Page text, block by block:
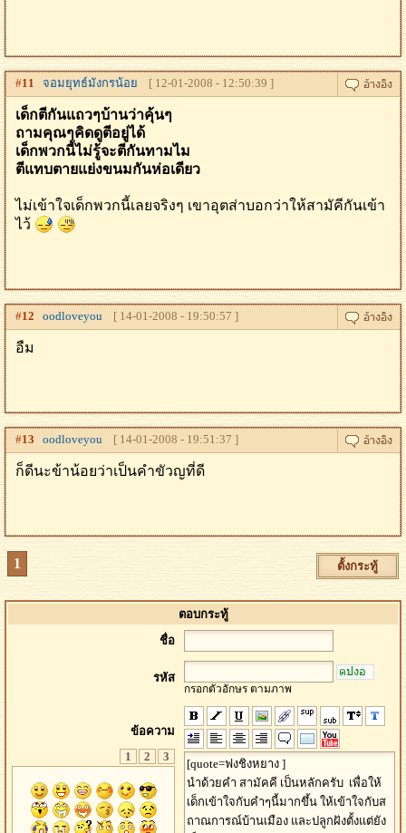
#11 จอมยุทธ์มังกรน้อย [ 12-01-2008 - 12:50:39 ]
เด็กตีกันแถวๆบ้านว่าคุ้นๆ
ถามคุณๆคิดดูตีอยู่ได้
เด็กพวกนี้ไม่รู้จะตีกันทามไม
ตีแทบตายแย่งขนมกันห่อเดียว
ไม่เข้าใจเด็กพวกนี้เลยจริงๆ เขาอุตส่าบอกว่าให้สามัคีกันเข้า
ไว้
#12 oodloveyou [ 14-01-2008 - 19:50:57 ]
อืม
#13 oodloveyou [ 14-01-2008 - 19:51:37 ]
ก็ดีนะข้าน้อยว่าเป็นคำขัวญที่ดี
1 ตั้งกระทู้
ตอบกระทู้
ชื่อ
รหัส
กรอกตัวอักษร ตามภาพ
ข้อความ
1
2 3